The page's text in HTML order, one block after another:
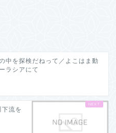
中を探検だねって／よこはま動
ラシアにて
流を